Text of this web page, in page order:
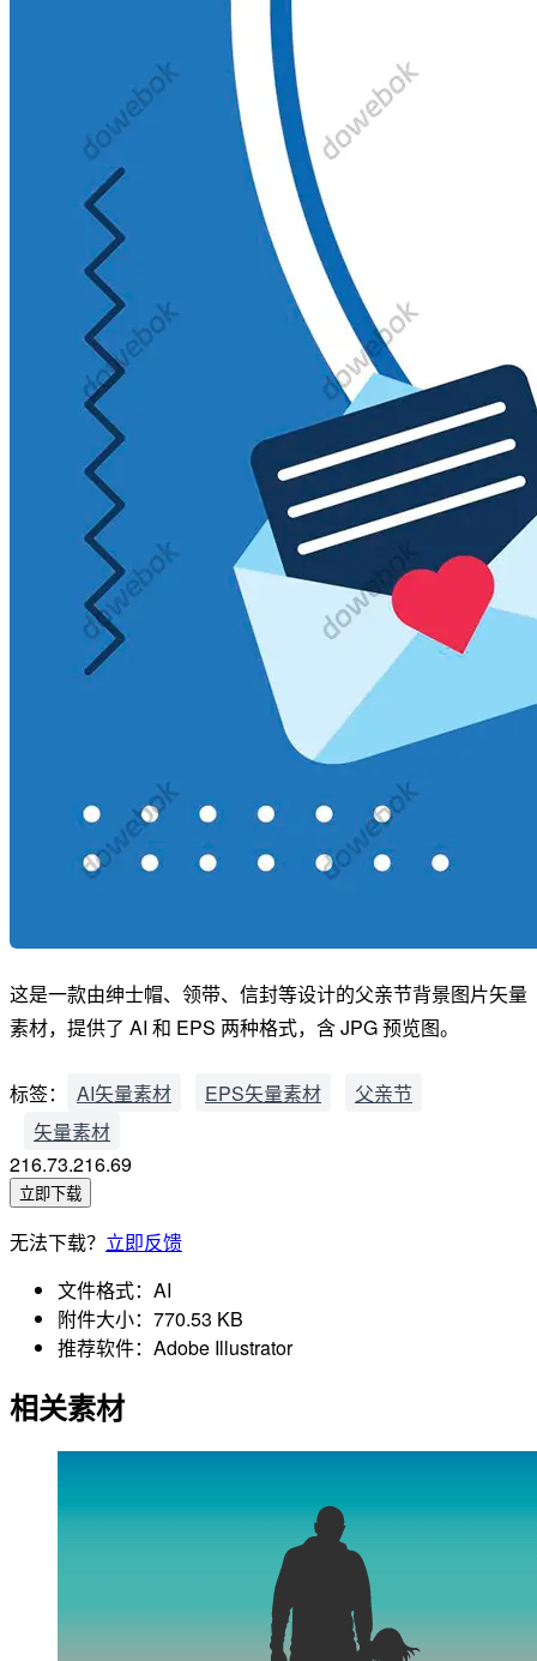
这是一款由绅士帽、领带、信封等设计的父亲节背景图片矢量
素材，提供了 AI 和 EPS 两种格式，含 JPG 预览图。
标签： AI矢量素材 EPS矢量素材
父亲节
矢量素材
216.73.216.69
立即下载
无法下载？ 立即反馈
文件格式： AI
附件大小： 770.53 KB
推荐软件： Adobe Illustrator
相关素材